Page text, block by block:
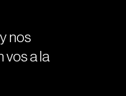
nos
vos a la